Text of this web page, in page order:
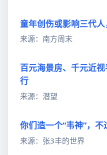
童年创伤或影响三代人
来源：南方周末
百元海景房、千元近
行
来源：潜望
你们造一个“韦神”，
来源：张3丰的世界